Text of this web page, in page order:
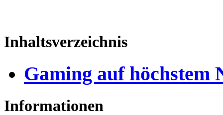
Inhaltsverzeichnis
Gaming auf höchstem
Informationen